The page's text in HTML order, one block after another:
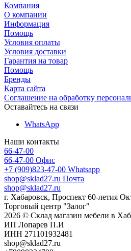
Компания
О компании
Информация
Помощь
Условия оплаты
Условия доставки
Гарантия на товар
Помощь
Бренды
Карта сайта
Соглашение на обработку
Оставайтесь на связи
WhatsApp
Наши контакты
66-47-00
66-47-00 Офис
+7 (909)823-47-00 Whatsapp
shop@sklad27.ru Почта
shop@sklad27.ru
г. Хабаровск, Проспект 60-летия
Торговый центр "Залог"
2026 © Склад магазин мебели в
ИП Лопарев П.И
ИНН 271101932481
shop@sklad27.ru